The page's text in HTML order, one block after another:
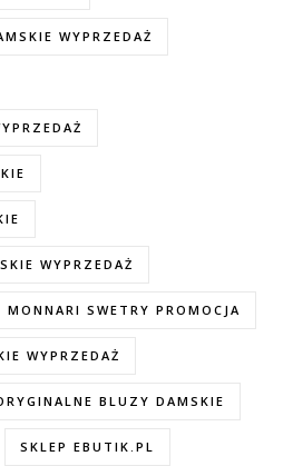
WYPRZEDAŻ
WYPRZEDAŻ
MONNARI SWETRY PROMOCJA
WYPRZEDAŻ
BLUZY DAMSKIE
SKLEP EBUTIK.PL